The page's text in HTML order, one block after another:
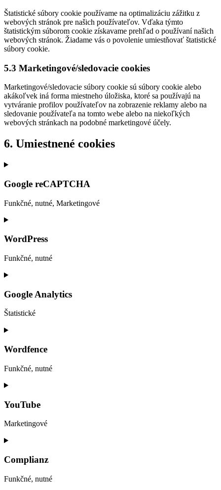
Štatistické súbory cookie používame na optimalizáciu zážitku z
webových stránok pre našich používateľov. Vďaka týmto
štatistickým súborom cookie získavame prehľad o používaní našich
webových stránok. Žiadame vás o povolenie umiestňovať štatistické
súbory cookie.
5.3 Marketingové/sledovacie cookies
Marketingové/sledovacie súbory cookie sú súbory cookie alebo
akákoľvek iná forma miestneho úložiska, ktoré sa používajú na
vytváranie profilov používateľov na zobrazenie reklamy alebo na
sledovanie používateľa na tomto webe alebo na niekoľkých
webových stránkach na podobné marketingové účely.
6. Umiestnené cookies
Google reCAPTCHA
Funkčné, nutné, Marketingové
Consent
service
recaptcha
WordPress
Funkčné, nutné
Consent
service
wordpress
Google Analytics
Štatistické
Consent
service
analytics
Wordfence
Funkčné, nutné
Consent
service
YouTube
Marketingové
Consent
service
youtube
Complianz
Funkčné, nutné